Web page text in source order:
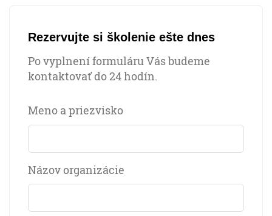
Rezervujte si školenie ešte dnes
Po vyplnení formuláru Vás budeme
kontaktovať do 24 hodín.
Meno a priezvisko
Názov organizácie